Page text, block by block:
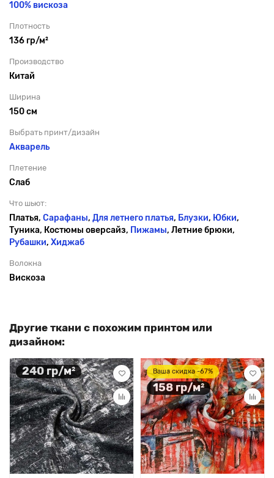
100% вискоза
Плотность
136 гр/м²
Производство
Китай
Ширина
150 см
Выбрать принт/дизайн
Акварель
Плетение
Слаб
Что шьют:
Платья, Сарафаны, Для летнего платья, Блузки, Юбки,
Туника, Костюмы оверсайз, Пижамы, Летние брюки,
Рубашки, Хиджаб
Волокна
Вискоза
Другие ткани с похожим принтом или
дизайном:
240 гр/м² Ваша скидка -67%
158 гр/м²